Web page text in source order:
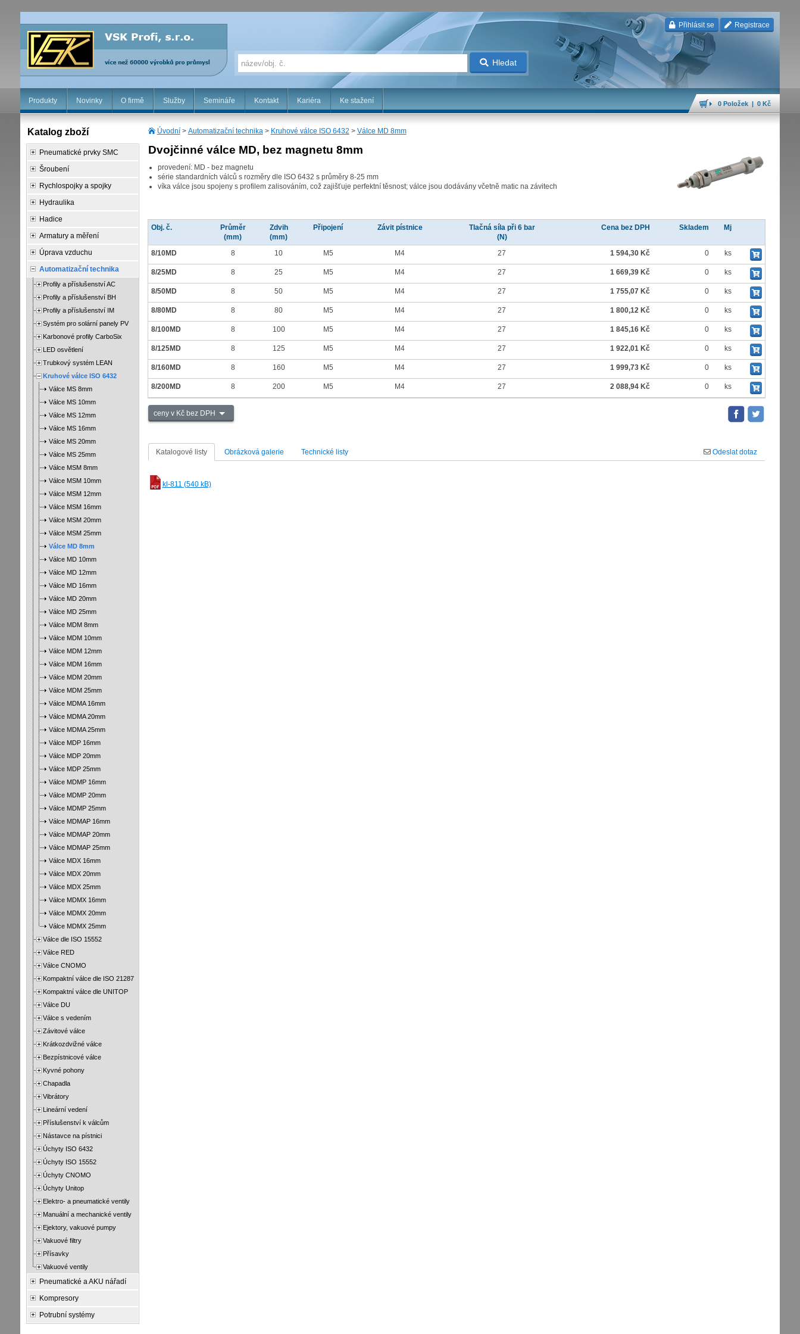
Přihlásit se Registrace
Hledat
Produkty Novinky O firmě Služby Semináře Kontakt Kariéra Ke stažení 0 Položek | 0 Kč
Úvodní> Automatizační technika> Kruhové válce ISO 6432 > Válce MD 8mm
Dvojčinné válce MD, bez magnetu 8mm
provedení: MD - bez magnetu
série standardních válců s rozměry dle ISO 6432 s průměry 8-25 mm
víka válce jsou spojeny s profilem zalisováním, což zajišťuje perfektní těsnost; válce jsou dodávány včetně matic na závitech
Obj. č.
Průměr
(mm)
Zdvih
(mm)
Připojení Závit pístnice
Tlačná síla při 6 bar
(N)
Cena bez DPH Skladem Mj
8/10MD 8 10 M5 M4 27 1 594,30 Kč 0 ks
8/25MD 8 25 M5 M4 27 1 669,39 Kč 0 ks
8/50MD 8 50 M5 M4 27 1 755,07 Kč 0 ks
8/80MD 8 80 M5 M4 27 1 800,12 Kč 0 ks
8/100MD 8 100 M5 M4 27 1 845,16 Kč 0 ks
8/125MD 8 125 M5 M4 27 1 922,01 Kč 0 ks
8/160MD 8 160 M5 M4 27 1 999,73 Kč 0 ks
8/200MD 8 200 M5 M4 27 2 088,94 Kč 0 ks
ceny v Kč bez DPH
Katalogové listy Obrázková galerie Technické listy Odeslat dotaz
kl-811 (540 kB)
Katalog zboží
Pneumatické prvky SMC
Šroubení
Rychlospojky a spojky
Hydraulika
Hadice
Armatury a měření
Úprava vzduchu
Automatizační technika
Profily a příslušenství AC
Profily a příslušenství BH
Profily a příslušenství IM
Systém pro solární panely PV
Karbonové profily CarboSix
LED osvětlení
Trubkový systém LEAN
Kruhové válce ISO 6432
Válce MS 8mm
Válce MS 10mm
Válce MS 12mm
Válce MS 16mm
Válce MS 20mm
Válce MS 25mm
Válce MSM 8mm
Válce MSM 10mm
Válce MSM 12mm
Válce MSM 16mm
Válce MSM 20mm
Válce MSM 25mm
Válce MD 8mm
Válce MD 10mm
Válce MD 12mm
Válce MD 16mm
Válce MD 20mm
Válce MD 25mm
Válce MDM 8mm
Válce MDM 10mm
Válce MDM 12mm
Válce MDM 16mm
Válce MDM 20mm
Válce MDM 25mm
Válce MDMA 16mm
Válce MDMA 20mm
Válce MDMA 25mm
Válce MDP 16mm
Válce MDP 20mm
Válce MDP 25mm
Válce MDMP 16mm
Válce MDMP 20mm
Válce MDMP 25mm
Válce MDMAP 16mm
Válce MDMAP 20mm
Válce MDMAP 25mm
Válce MDX 16mm
Válce MDX 20mm
Válce MDX 25mm
Válce MDMX 16mm
Válce MDMX 20mm
Válce MDMX 25mm
Válce dle ISO 15552
Válce RED
Válce CNOMO
Kompaktní válce dle ISO 21287
Kompaktní válce dle UNITOP
Válce DU
Válce s vedením
Závitové válce
Krátkozdvižné válce
Bezpístnicové válce
Kyvné pohony
Chapadla
Vibrátory
Lineární vedení
Příslušenství k válcům
Nástavce na pístnici
Úchyty ISO 6432
Úchyty ISO 15552
Úchyty CNOMO
Úchyty Unitop
Elektro- a pneumatické ventily
Manuální a mechanické ventily
Ejektory, vakuové pumpy
Vakuové filtry
Přísavky
Vakuové ventily
Pneumatické a AKU nářadí
Kompresory
Potrubní systémy